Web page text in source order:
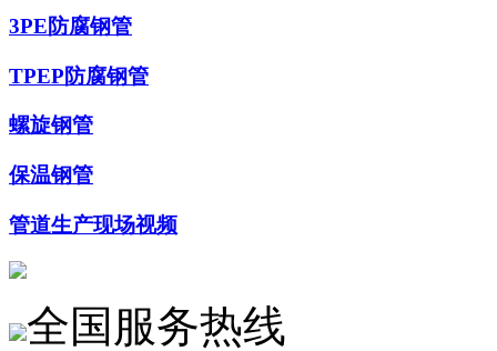
3PE防腐钢管
TPEP防腐钢管
螺旋钢管
保温钢管
管道生产现场视频
全国服务热线